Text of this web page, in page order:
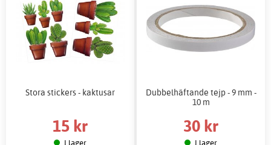
Stora stickers - kaktusar
15 kr
I lager
Dubbelhäftande tejp - 9 mm -
10 m
30 kr
I lager